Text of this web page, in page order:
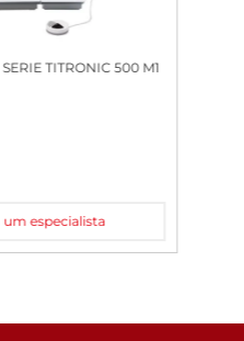
TITRONIC 500 M1
um especialista